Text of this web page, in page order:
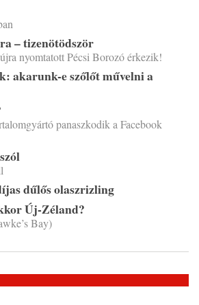
– tizenötödször
nyomtatott Pécsi Borozó érkezik!
akarunk-e szőlőt művelni a
panaszkodik a Facebook
dűlős olaszrizling
Új-Zéland?
Bay)